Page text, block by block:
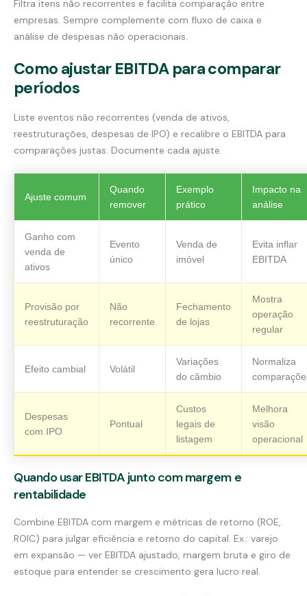
Filtra itens não recorrentes e facilita comparação entre
empresas. Sempre complemente com fluxo de caixa e
análise de despesas não operacionais.
Como ajustar EBITDA para comparar
períodos
Liste eventos não recorrentes (venda de ativos,
reestruturações, despesas de IPO) e recalibre o EBITDA para
comparações justas. Documente cada ajuste.
Ajuste comum
Quando
remover
Exemplo
prático
Impacto na
análise
Ganho com
venda de
ativos
Evento
único
Venda de
imóvel
Evita inflar
EBITDA
Provisão por
reestruturação
Não
recorrente
Fechamento
de lojas
Mostra
operação
regular
Efeito cambial Volátil
Variações
do câmbio
Normaliza
Despesas
com IPO
Pontual
Custos
legais de
listagem
Melhora
visão
operacional
Quando usar EBITDA junto com margem e
rentabilidade
Combine EBITDA com margem e métricas de retorno (ROE,
ROIC) para julgar eficiência e retorno do capital. Ex.: varejo
em expansão — ver EBITDA ajustado, margem bruta e giro de
estoque para entender se crescimento gera lucro real.